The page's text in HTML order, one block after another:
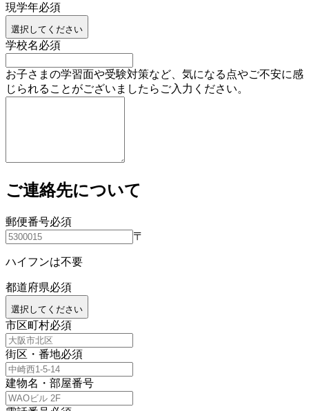
現学年必須
選択してください
学校名必須
お子さまの学習面や受験対策など、気になる点やご不安に感
じられることがございましたらご入力ください。
ご連絡先について
郵便番号必須
〒
ハイフンは不要
都道府県必須
選択してください
市区町村必須
街区・番地必須
建物名・部屋番号